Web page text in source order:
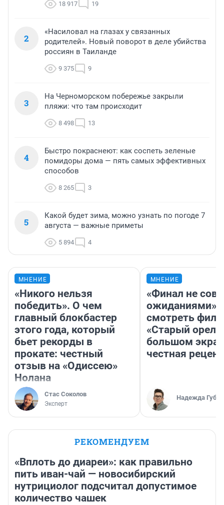
18 917 19
2
«Насиловал на глазах у связанных
родителей». Новый поворот в деле убийства
россиян в Таиланде
9 375 9
3
На Черноморском побережье закрыли
пляжи: что там происходит
8 498 13
4
Быстро покраснеют: как соспеть зеленые
помидоры дома — пять самых эффективных
способов
8 265 3
5
Какой будет зима, можно узнать по погоде 7
августа — важные приметы
5 894 4
МНЕНИЕ
«Никого нельзя
победить». О чем
главный блокбастер
этого года, который
бьет рекорды в
прокате: честный
отзыв на «Одиссею»
Нолана
Стас Соколов
Эксперт
МНЕНИЕ
«Финал не
ожиданиями»:
смотреть
«Старый орел»
большом
честная
Надежда
РЕКОМЕНДУЕМ
«Вплоть до диареи»: как правильно
пить иван-чай — новосибирский
нутрициолог подсчитал допустимое
количество чашек